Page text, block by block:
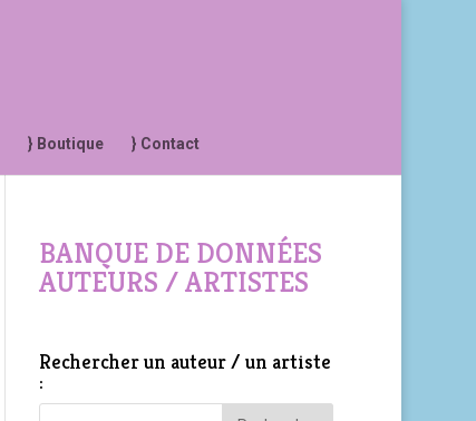
} Boutique } Contact
BANQUE DE DONNÉES
AUTEURS / ARTISTES
Rechercher un auteur / un artiste
: